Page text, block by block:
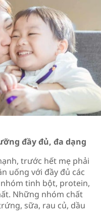
đầy đủ, đa dạng
trước hết mẹ phải
uống với đầy đủ các
tinh bột, protein,
Những nhóm chất
sữa, rau củ, dầu